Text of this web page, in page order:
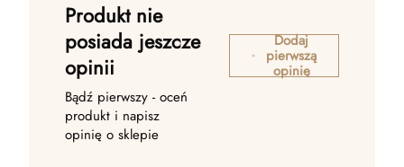
Produkt nie
posiada jeszcze
opinii
Bądź pierwszy - oceń
produkt i napisz
opinię o sklepie
Dodaj
pierwszą
opinię